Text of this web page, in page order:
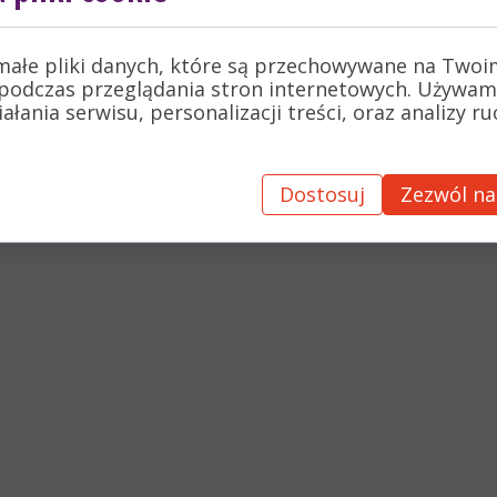
się o awarię na drodze - wystarczy zadzwonić do
już dziś! Mobilny Mechanik Poznań,
pliki danych, które są przechowywane na
przeglądania stron internetowych.
serwisu, personalizacji treści, oraz analizy
Dostosuj Zezwól